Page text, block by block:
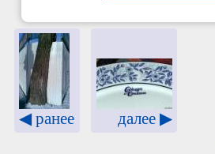
◀ ранее далее ▶